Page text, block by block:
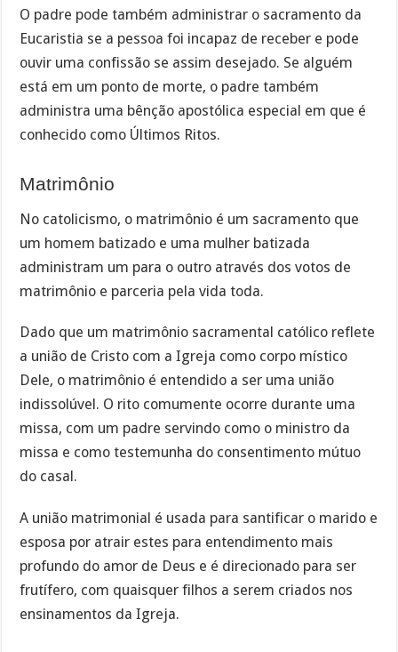
O padre pode também administrar o sacramento da
Eucaristia se a pessoa foi incapaz de receber e pode
ouvir uma confissão se assim desejado. Se alguém
está em um ponto de morte, o padre também
administra uma bênção apostólica especial em que é
conhecido como Últimos Ritos.
Matrimônio
No catolicismo, o matrimônio é um sacramento que
um homem batizado e uma mulher batizada
administram um para o outro através dos votos de
matrimônio e parceria pela vida toda.
Dado que um matrimônio sacramental católico reflete
a união de Cristo com a Igreja como corpo místico
Dele, o matrimônio é entendido a ser uma união
indissolúvel. O rito comumente ocorre durante uma
missa, com um padre servindo como o ministro da
missa e como testemunha do consentimento mútuo
do casal.
A união matrimonial é usada para santificar o marido e
esposa por atrair estes para entendimento mais
profundo do amor de Deus e é direcionado para ser
frutífero, com quaisquer filhos a serem criados nos
ensinamentos da Igreja.